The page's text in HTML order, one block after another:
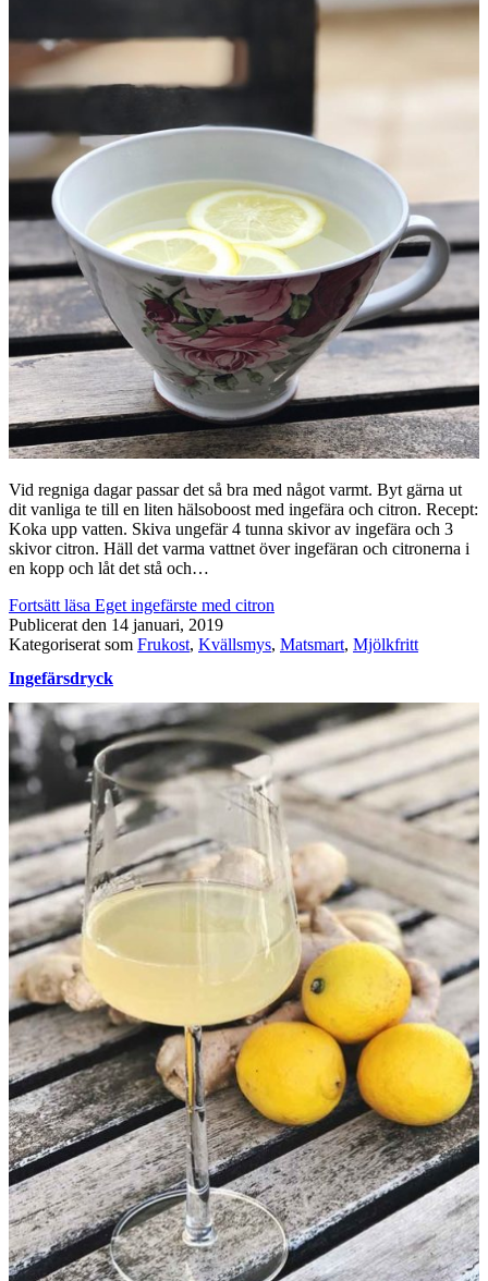
Vid regniga dagar passar det så bra med något varmt. Byt gärna ut
dit vanliga te till en liten hälsoboost med ingefära och citron. Recept:
Koka upp vatten. Skiva ungefär 4 tunna skivor av ingefära och 3
skivor citron. Häll det varma vattnet över ingefäran och citronerna i
en kopp och låt det stå och…
Fortsätt läsa Eget ingefärste med citron
Publicerat den 14 januari, 2019
Kategoriserat som Frukost, Kvällsmys, Matsmart, Mjölkfritt
Ingefärsdryck